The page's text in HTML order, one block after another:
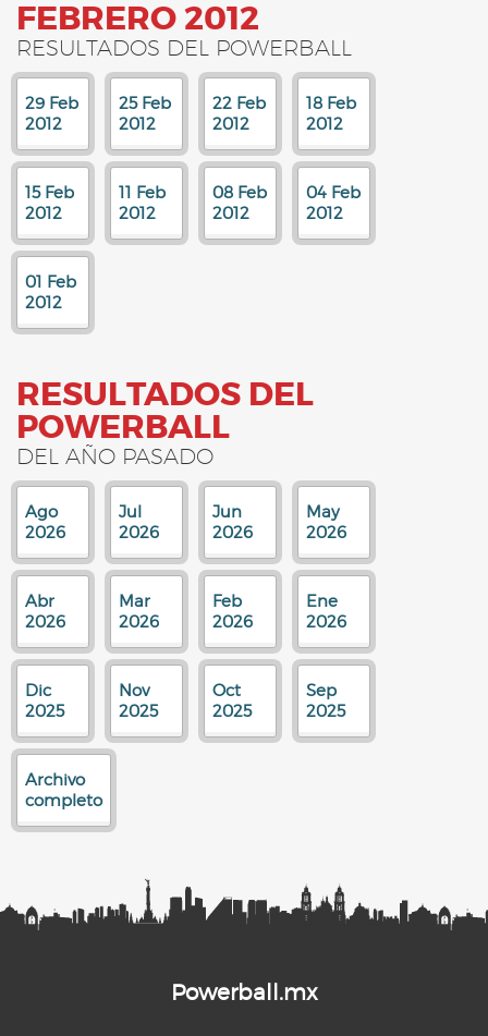
FEBRERO 2012
RESULTADOS DEL POWERBALL
29 Feb
2012
25 Feb
2012
22 Feb
2012
18 Feb
2012
15 Feb
2012
11 Feb
2012
08 Feb
2012
04 Feb
2012
01 Feb
2012
RESULTADOS DEL
POWERBALL
DEL AÑO PASADO
Ago
2026
Jul
2026
Jun
2026
May
2026
Abr
2026
Mar
2026
Feb
2026
Ene
2026
Dic
2025
Nov
2025
Oct
2025
Sep
2025
Archivo
completo
Powerball.mx